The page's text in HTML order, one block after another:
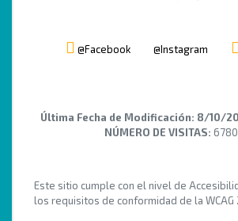
@Facebook @Instagram
Última Fecha de Modificación: 8/10/
NÚMERO DE VISITAS:
Este sitio cumple con el nivel de
los requisitos de conformidad de la WCAG